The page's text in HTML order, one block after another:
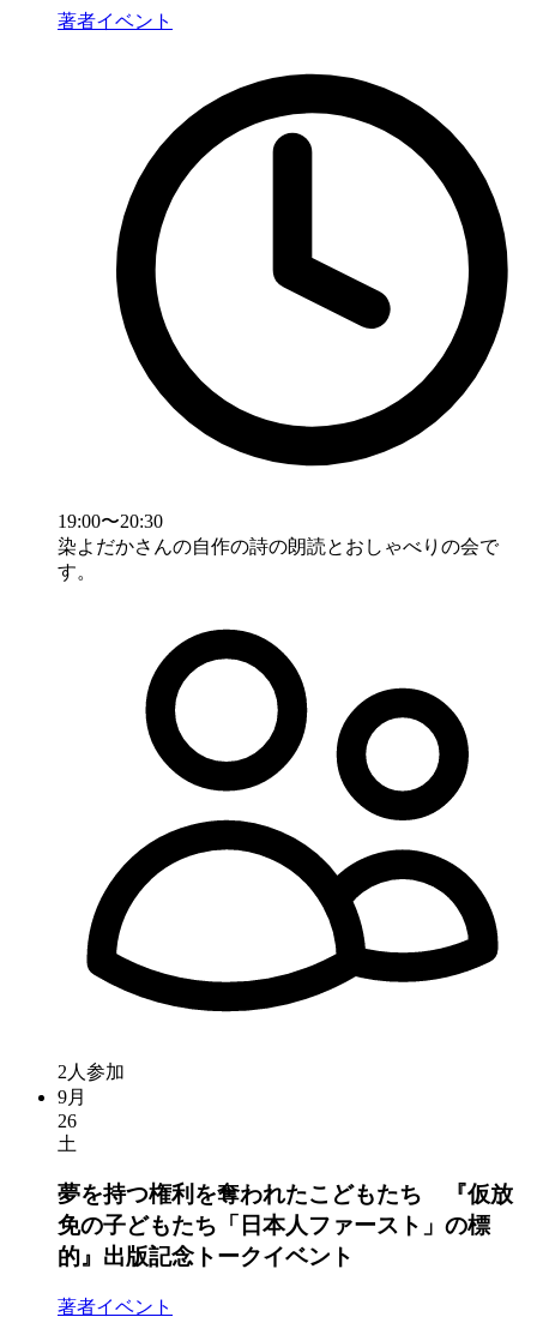
著者イベント
19:00〜20:30
染よだかさんの自作の詩の朗読とおしゃべりの会で
す。
2人参加
9月
26
土
夢を持つ権利を奪われたこどもたち 『仮放
免の子どもたち「日本人ファースト」の標
的』出版記念トークイベント
著者イベント